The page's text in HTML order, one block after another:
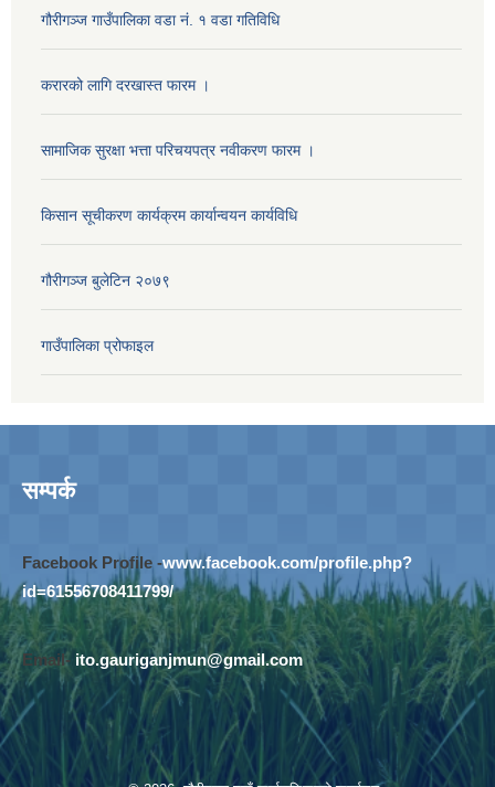
गौरीगञ्‍ज गाउँपालिका वडा नं. १ वडा गतिविधि
करारको लागि दरखास्त फारम ।
सामाजिक सुरक्षा भत्ता परिचयपत्र नवीकरण फारम ।
किसान सूचीकरण कार्यक्रम कार्यान्वयन कार्यविधि
गौरीगञ्‍ज बुलेटिन २०७९
गाउँपालिका प्रोफाइल
सम्पर्क
Facebook Profile -www.facebook.com/profile.php?
id=61556708411799/
Email- ito.gauriganjmun@gmail.com